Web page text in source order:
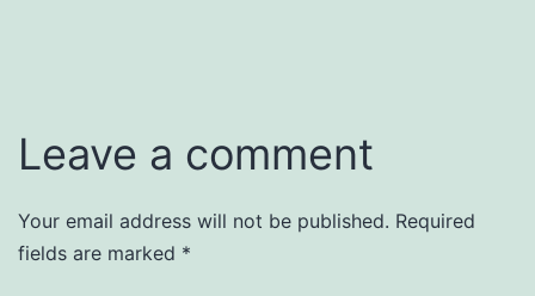
Leave a comment
Your email address will not be published. Required
fields are marked *